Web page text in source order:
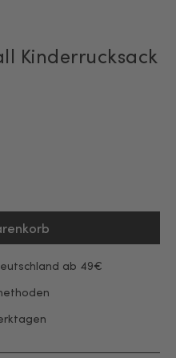
Kinderrucksack
ab 49€